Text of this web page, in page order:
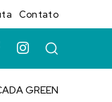
Contato
GREEN